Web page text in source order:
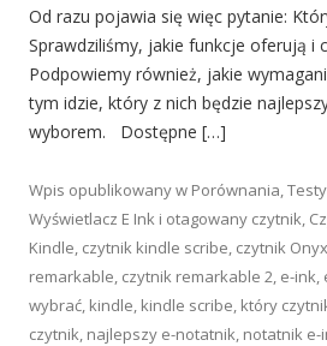
Od razu pojawia się więc pytanie:
Sprawdziliśmy, jakie funkcje oferują i
Podpowiemy również, jakie
tym idzie, który z nich będzie
wyborem. Dostępne […]
Wpis opublikowany w Porównania,
Wyświetlacz E Ink i otagowany czytnik,
Kindle, czytnik kindle scribe, czytnik
remarkable, czytnik remarkable 2, e-ink,
wybrać, kindle, kindle scribe, który
czytnik, najlepszy e-notatnik, notatnik e-